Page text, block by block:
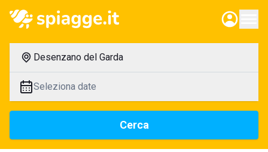
Desenzano del Garda
Seleziona date
Cerca